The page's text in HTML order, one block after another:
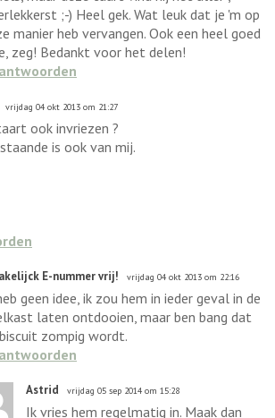
;-) Heel gek. Wat leuk dat je 'm op
manier heb vervangen. Ook een heel goed
zeg! Bedankt voor het delen!
vrijdag 04 okt 2013 om 21:27
ook invriezen ?
is ook van mij.
E-nummer vrij! vrijdag 04 okt 2013 om 22:16
geen idee, ik zou hem in ieder geval in de
laten ontdooien, maar ben bang dat
zompig wordt.
Astrid vrijdag 05 sep 2014 om 15:28
Ik vries hem regelmatig in. Maak dan